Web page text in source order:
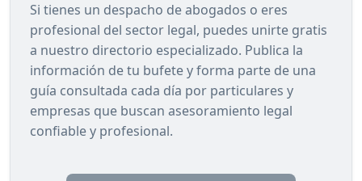
Si tienes un despacho de abogados o eres
profesional del sector legal, puedes unirte gratis
a nuestro directorio especializado. Publica la
información de tu bufete y forma parte de una
guía consultada cada día por particulares y
empresas que buscan asesoramiento legal
confiable y profesional.